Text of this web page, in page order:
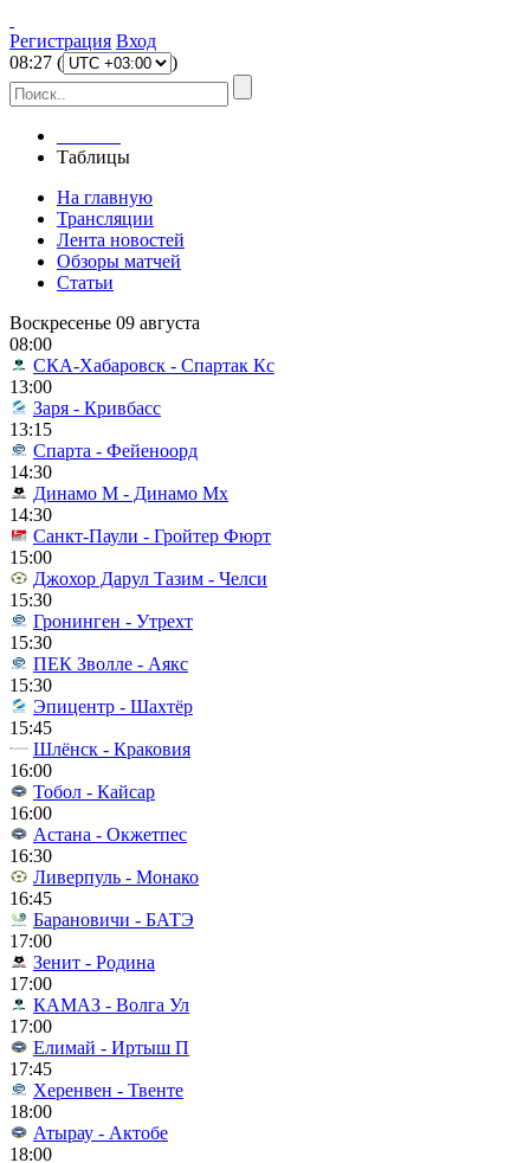
Регистрация Вход
08:27 ( )
Таблицы
На главную
Трансляции
Лента новостей
Обзоры матчей
Статьи
Воскресенье 09 августа
08:00
СКА-Хабаровск - Спартак Кс
13:00
Заря - Кривбасс
13:15
Спарта - Фейеноорд
14:30
Динамо М - Динамо Мх
14:30
Санкт-Паули - Гройтер Фюрт
15:00
Джохор Дарул Тазим - Челси
15:30
Гронинген - Утрехт
15:30
ПЕК Зволле - Аякс
15:30
Эпицентр - Шахтёр
15:45
Шлёнск - Краковия
16:00
Тобол - Кайсар
16:00
Астана - Окжетпес
16:30
Ливерпуль - Монако
16:45
Барановичи - БАТЭ
17:00
Зенит - Родина
17:00
КАМАЗ - Волга Ул
17:00
Елимай - Иртыш П
17:45
Херенвен - Твенте
18:00
Атырау - Актобе
18:00